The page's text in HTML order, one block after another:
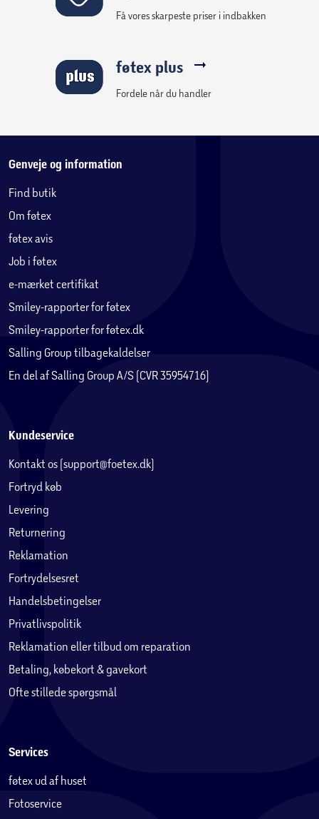
Få vores skarpeste priser i indbakken
føtex plus
Fordele når du handler
Genveje og information
Find butik
Om føtex
føtex avis
Job i føtex
e-mærket certifikat
Smiley-rapporter for føtex
Smiley-rapporter for føtex.dk
Salling Group tilbagekaldelser
En del af Salling Group A/S (CVR 35954716)
Kundeservice
Kontakt os (support@foetex.dk)
Fortryd køb
Levering
Returnering
Reklamation
Fortrydelsesret
Handelsbetingelser
Privatlivspolitik
Reklamation eller tilbud om reparation
Betaling, købekort & gavekort
Ofte stillede spørgsmål
Services
føtex ud af huset
Fotoservice